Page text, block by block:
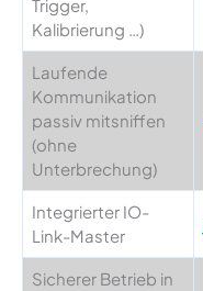
Trigger,
Kalibrierung …)
Laufende
Kommunikation
passiv mitsniffen
(ohne
Unterbrechung)
Integrierter IO-
Link-Master
Sicherer Betrieb in